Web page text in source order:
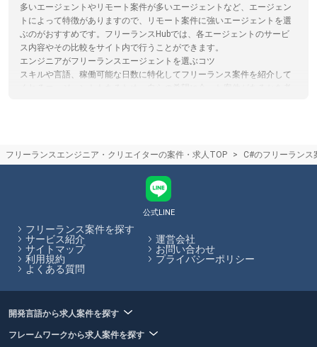
多いエージェントやリモート案件が多いエージェントなど、エージェン
トによって特徴がありますので、リモート案件に強いエージェントを選
ぶのがおすすめです。フリーランスHubでは、各エージェントのサービ
ス内容やその比較をサイト内で行うことができます。
エンジニアがフリーランスエージェントを選ぶコツ
スキルや言語、稼働可能な日数に特化してフリーランス案件を紹介して
フリーランスエージェントは案件を探しているフリーランスエンジニア
グを行い、仲介手数料を受け取ることで収益としているサービスです。
仲介手数料やエージェントで受けられるサービスは各エージェントで異
なります。フリーランスHubでは各エージェントのサービス内容の比較
をサイト内で行うことができます。
フリーランスHubはお客様のフリーランス案件探しを最大限サポートし
ていきます。
フリーランスエンジニア・クリエイターの案件・求人TOP C#のフリーランス
公式LINE
フリーランス案件を探す
サービス紹介
運営会社
サイトマップ
お問い合わせ
利用規約
プライバシーポリシー
よくある質問
開発言語から求人案件を探す
フレームワークから求人案件を探す